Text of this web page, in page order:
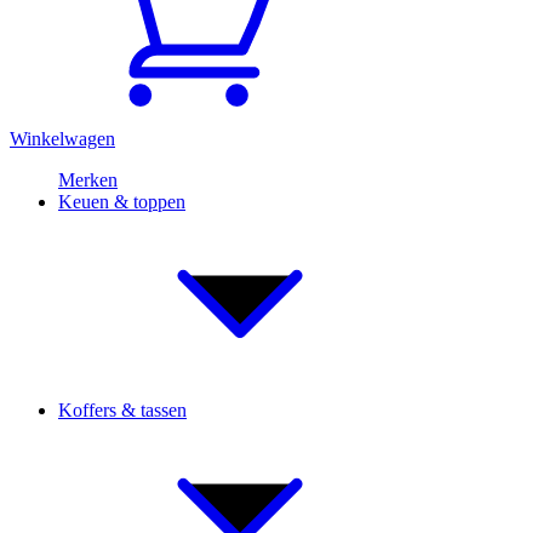
Winkelwagen
Merken
Keuen & toppen
Koffers & tassen